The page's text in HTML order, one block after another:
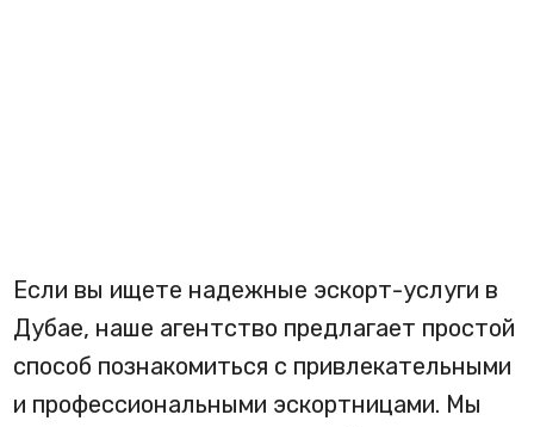
Если вы ищете надежные эскорт-услуги в
Дубае, наше агентство предлагает простой
способ познакомиться с привлекательными
и профессиональными эскортницами. Мы